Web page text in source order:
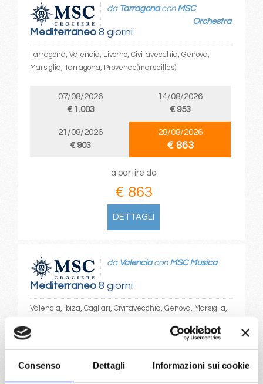
Consenso Dettagli Informazioni sui cookie
Mediterraneo8 giorni
da Tarragonacon MSC
Orchestra
Tarragona, Valencia, Livorno, Civitavecchia, Genova,
Marsiglia, Tarragona, Provence(marseilles)
07/08/2026
€ 1.003
14/08/2026
€ 953
21/08/2026
€ 903
28/08/2026
€ 863
a partire da
€ 863
DETTAGLI
Mediterraneo8 giorni
da Valenciacon MSC Musica
Valencia, Ibiza, Cagliari, Civitavecchia, Genova, Marsiglia,
13/08/2026
€ 1.003
20/08/2026
€ 953